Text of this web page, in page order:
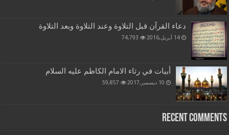
دعاء القرآن قبل التلاوة وعند التلاوة وبعد التلاوة
14 أبريل,2016 74,793
أبيات في رثاء الامام الكاظم عليه السلام
10 ديسمبر,2017 59,857
Recent Comments